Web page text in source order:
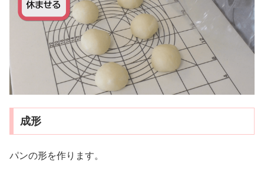
成形
パンの形を作ります。